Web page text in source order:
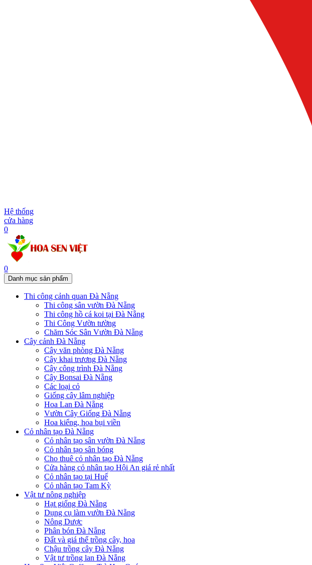
Hệ thống
cửa hàng
0
0
Danh mục sản phẩm
Thi công cảnh quan Đà Nẵng
Thi công sân vườn Đà Nẵng
Thi công hồ cá koi tại Đà Nẵng
Thi Công Vườn tường
Chăm Sóc Sân Vườn Đà Nẵng
Cây cảnh Đà Nẵng
Cây văn phòng Đà Nẵng
Cây khai trương Đà Nẵng
Cây công trình Đà Nẵng
Cây Bonsai Đà Nẵng
Các loại cỏ
Giống cây lâm nghiệp
Hoa Lan Đà Nẵng
Vườn Cây Giống Đà Nẵng
Hoa kiểng, hoa bụi viền
Cỏ nhân tạo Đà Nẵng
Cỏ nhân tạo sân vườn Đà Nẵng
Cỏ nhân tạo sân bóng
Cho thuê cỏ nhân tạo Đà Nẵng
Cửa hàng cỏ nhân tạo Hội An giá rẻ nhất
Cỏ nhân tạo tại Huế
Cỏ nhân tạo Tam Kỳ
Vật tư nông nghiệp
Hạt giống Đà Nẵng
Dụng cụ làm vườn Đà Nẵng
Nông Dược
Phân bón Đà Nẵng
Đất và giá thể trồng cây, hoa
Chậu trồng cây Đà Nẵng
Vật tư trồng lan Đà Nẵng